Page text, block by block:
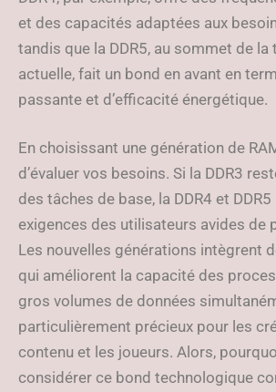
et des capacités adaptées aux
tandis que la DDR5, au sommet de
actuelle, fait un bond en avant en
passante et d’efficacité énergétique.
En choisissant une génération de
d’évaluer vos besoins. Si la DDR3
des tâches de base, la DDR4 et
exigences des utilisateurs avides de
Les nouvelles générations intègrent
qui améliorent la capacité des
gros volumes de données
particulièrement précieux pour les
contenu et les joueurs. Alors,
considérer ce bond technologique